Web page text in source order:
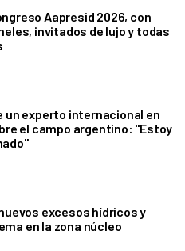
Aapresid 2026, con
invitados de lujo y todas
un experto internacional en
el campo argentino: "Estoy
excesos hídricos y
en la zona núcleo